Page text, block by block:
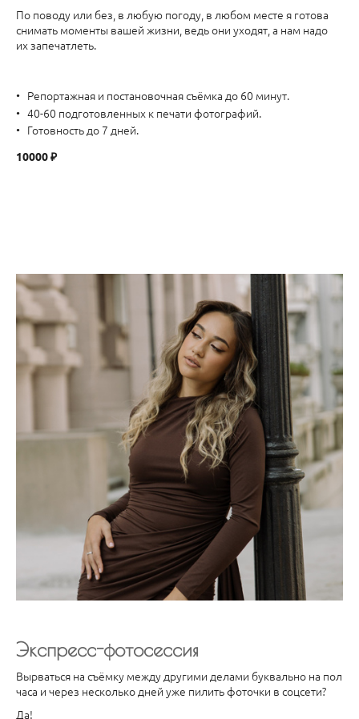
По поводу или без, в любую погоду, в любом месте я готова
снимать моменты вашей жизни, ведь они уходят, а нам надо
их запечатлеть.
Репортажная и постановочная съёмка до 60 минут.
40-60 подготовленных к печати фотографий.
Готовность до 7 дней.
10000 ₽
Экспресс-фотосессия
Вырваться на съёмку между другими делами буквально на пол
часа и через несколько дней уже пилить фоточки в соцсети?
Да!